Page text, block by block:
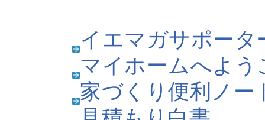
壁紙・カレンダー
壁紙・カレンダーダウンロ
春柄の壁紙
夏柄の壁紙
秋柄の壁紙